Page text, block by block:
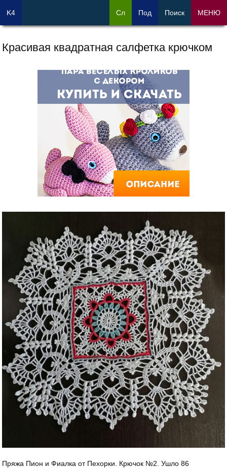
Красивая квадратная салфетка крючком
Пряжа Пион и Фиалка от Пехорки. Крючок №2. Ушло 86
K4 Сл Под Поиск МЕНЮ